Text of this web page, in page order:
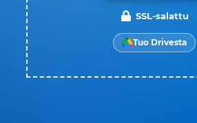
SSL-salattu
Tuo Drivesta